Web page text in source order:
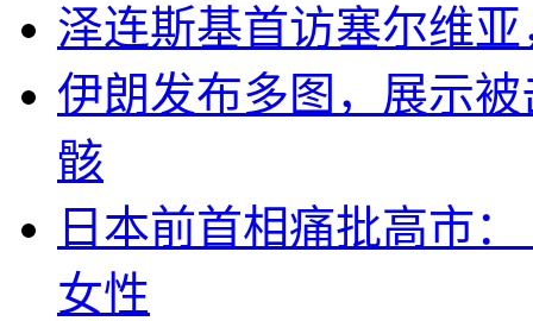
泽连斯基首访塞尔维
伊朗发布多图，展示
骸
日本前首相痛批高市
女性